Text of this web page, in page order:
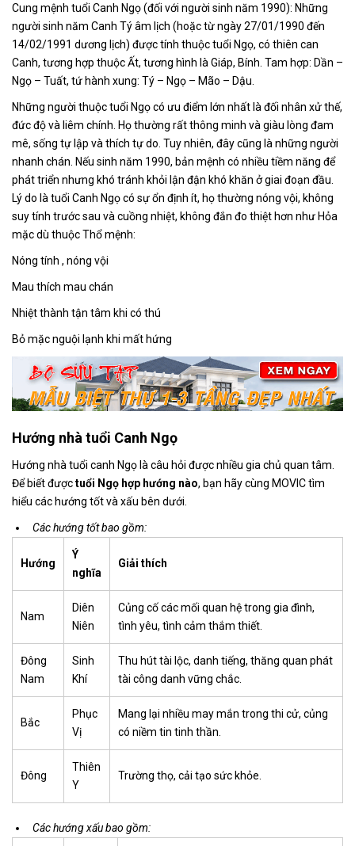
Cung mệnh tuổi Canh Ngọ (đối với người sinh năm 1990): Những
người sinh năm Canh Tý âm lịch (hoặctừ ngày 27/01/1990 đến
14/02/1991 dương lịch) được tính thuộc tuổi Ngọ, có thiên can
Canh, tương hợp thuộc Ất, tương hình là Giáp, Bính. Tam hợp: Dần –
Ngọ – Tuất, tứ hành xung: Tý – Ngọ – Mão – Dậu.
Những người thuộc tuổi Ngọ có ưu điểm lớn nhất là đối nhân xử thế,
đức độ và liêm chính. Họ thường rất thông minh và giàu lòng đam
mê, sống tự lập và thích tự do. Tuy nhiên, đây cũng là những người
nhanh chán. Nếu sinh năm 1990, bản mệnh có nhiều tiềm năng để
phát triển nhưng khó tránh khỏi lận đận khó khăn ở giai đoạn đầu.
Lý do là tuổi Canh Ngọ có sự ổn định ít, họ thường nóng vội, không
suy tính trước sau và cuồng nhiệt, không đắn đo thiệt hơn như Hỏa
mặc dù thuộc Thổ mệnh:
Nóng tính , nóng vội
Mau thích mau chán
Nhiệt thành tận tâm khi có thú
Bỏ mặc nguội lạnh khi mất hứng
Hướng nhà tuổi Canh Ngọ
Hướng nhà tuổi canh Ngọ là câu hỏi được nhiều gia chủ quan tâm.
Để biết đượctuổi Ngọ hợp hướng nào, bạn hãy cùng MOVIC tìm
hiểu các hướng tốt và xấu bên dưới.
Các hướng tốt bao gồm:
Hướng
Ý
nghĩa
Giải thích
Nam
Diên
Niên
Củng cố các mối quan hệ trong gia đình,
tình yêu, tình cảm thắm thiết.
Đông
Nam
Sinh
Khí
Thu hút tài lộc, danh tiếng, thăng quan phát
tài công danh vững chắc.
Bắc
Phục
Vị
Mang lại nhiều may mắn trong thi cử, củng
có niềm tin tinh thần.
Đông
Thiên
Y
Trường thọ, cải tạo sức khỏe.
Các hướng xấu bao gồm: